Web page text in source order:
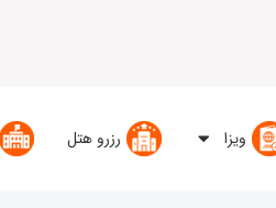
ویزا رزرو هتل